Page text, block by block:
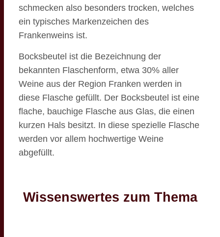
schmecken also besonders trocken, welches
ein typisches Markenzeichen des
Frankenweins ist.
Bocksbeutel ist die Bezeichnung der
bekannten Flaschenform, etwa 30% aller
Weine aus der Region Franken werden in
diese Flasche gefüllt. Der Bocksbeutel ist eine
flache, bauchige Flasche aus Glas, die einen
kurzen Hals besitzt. In diese spezielle Flasche
werden vor allem hochwertige Weine
abgefüllt.
Wissenswertes zum Thema